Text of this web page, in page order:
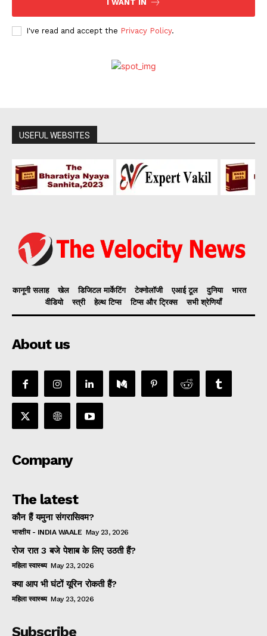
I WANT IN
I've read and accept the Privacy Policy.
USEFUL WEBSITES
कानूनी सलाह खेल डिजिटल मार्केटिंग टेक्नोलॉजी एआई टूल दुनिया
भारत
वीडियो
स्त्री हेल्थ टिप्स टिप्स और ट्रिक्स सभी श्रेणियाँ
About us
Company
The latest
कौन हैं यमुना संगरासिवम?
भारतीय - INDIA WAALE May 23, 2026
रोज रात 3 बजे पेशाब के लिए उठती हैं?
महिला स्वास्थ्य May 23, 2026
क्या आप भी घंटों यूरिन रोकती हैं?
महिला स्वास्थ्य May 23, 2026
Subscribe